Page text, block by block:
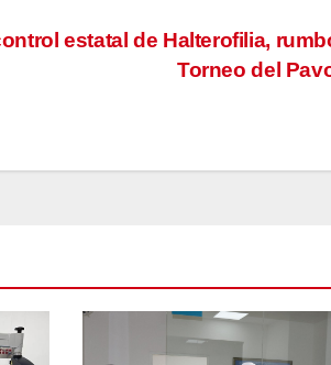
estatal de Halterofilia,
Torneo del